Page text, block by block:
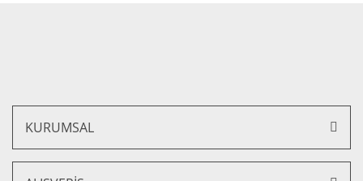
KURUMSAL